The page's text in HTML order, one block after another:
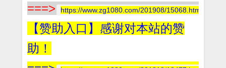
===>
https://www.zg1080.com/201908/15068.html
【赞助入口】感谢对本站的赞
助！